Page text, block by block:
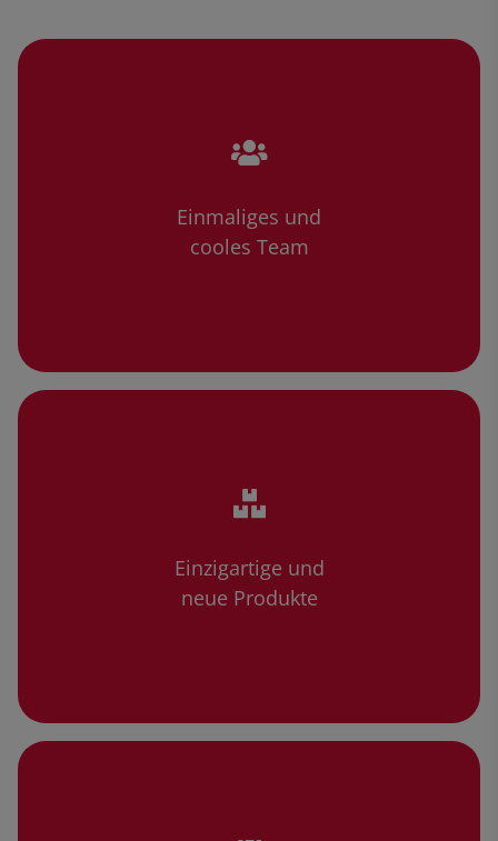
Einmaliges und
cooles Team
Einzigartige und
neue Produkte